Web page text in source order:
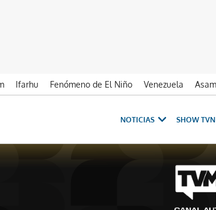
Ifarhu Fenómeno de El Niño Venezuela
NOTICIAS SHOW TVN